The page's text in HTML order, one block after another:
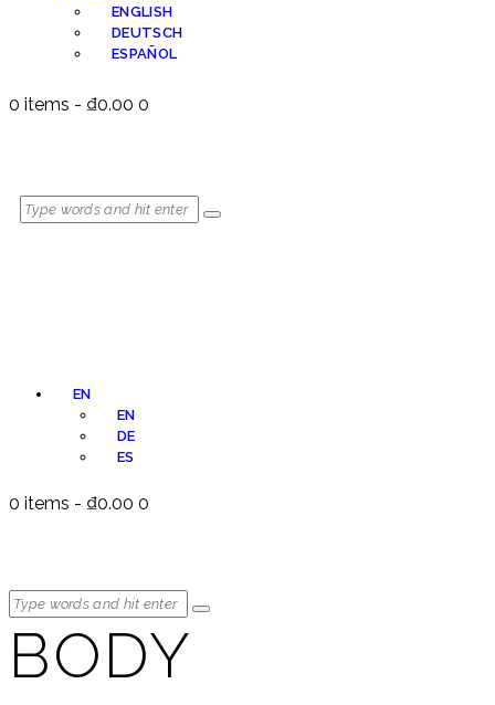
ENGLISH
DEUTSCH
ESPAÑOL
0 items - ₫0.00 0
EN
EN
DE
ES
0 items - ₫0.00 0
BODY